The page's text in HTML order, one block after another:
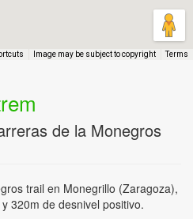
Image may be subject to copyright Terms
de la Monegros
trail en Monegrillo (Zaragoza),
320m de desnivel positivo.